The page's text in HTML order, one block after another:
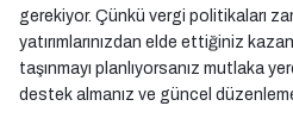
gerekiyor. Çünkü vergi politikaları
yatırımlarınızdan elde ettiğiniz
taşınmayı planlıyorsanız mutlaka
destek almanız ve güncel